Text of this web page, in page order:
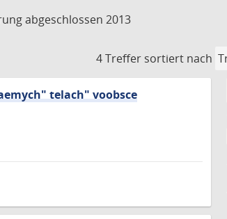
abgeschlossen 2013
4 Treffer sortiert nach
telach" voobsce